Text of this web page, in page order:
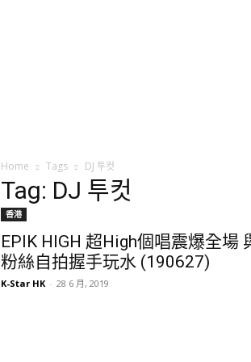
Home Tags DJ 투컷
Tag: DJ 투컷
香港
EPIK HIGH 超High個唱震爆全場
粉絲自拍握手玩水 (190627)
K-Star HK - 28 6 月, 2019